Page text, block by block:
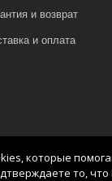
и возврат
и оплата
которые
то,